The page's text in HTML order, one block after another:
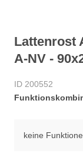
Lattenrost
A-NV -
ID 200552
keine